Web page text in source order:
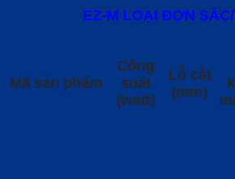
EZ-M LOẠI ĐƠN
Mã sản phẩm
Công
suất
(watt)
Lỗ cắt
(mm)